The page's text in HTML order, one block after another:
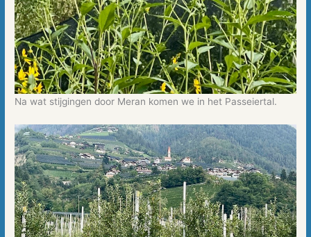
Na wat stijgingen door Meran komen we in het Passeiertal.